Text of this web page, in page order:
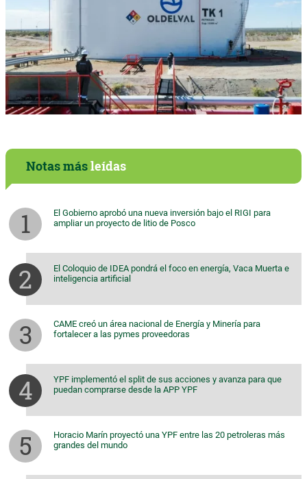
Notas másleídas
El Gobierno aprobó una nueva inversión bajo el RIGI para
ampliar un proyecto de litio de Posco
El Coloquio de IDEA pondrá el foco en energía, Vaca Muerta e
inteligencia artificial
CAME creó un área nacional de Energía y Minería para
fortalecer a las pymes proveedoras
YPF implementó el split de sus acciones y avanza para que
puedan comprarse desde la APP YPF
Horacio Marín proyectó una YPF entre las 20 petroleras más
grandes del mundo